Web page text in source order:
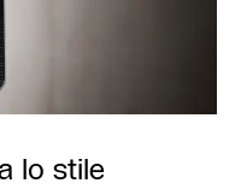
lo stile